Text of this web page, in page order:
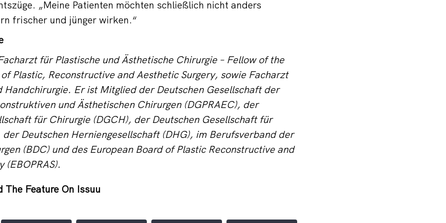
„Meine Patienten möchten schließlich nicht anders
frischer und jünger wirken.“
für Plastische und Ästhetische Chirurgie – Fellow of the
Plastic, Reconstructive and Aesthetic Surgery, sowie Facharzt
Handchirurgie. Er ist Mitglied der Deutschen Gesellschaft der
und Ästhetischen Chirurgen (DGPRAEC), der
für Chirurgie (DGCH), der Deutschen Gesellschaft für
der Deutschen Herniengesellschaft (DHG), im Berufsverband der
(BDC) und des European Board of Plastic Reconstructive and
(EBOPRAS).
The Feature On Issuu